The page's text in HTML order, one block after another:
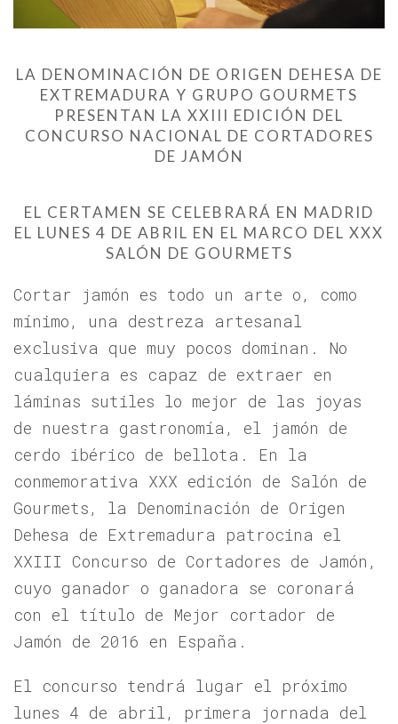
LA DENOMINACIÓN DE ORIGEN DEHESA DE
EXTREMADURA Y GRUPO GOURMETS
PRESENTAN LA XXIII EDICIÓN DEL
CONCURSO NACIONAL DE CORTADORES
DE JAMÓN
EL CERTAMEN SE CELEBRARÁ EN MADRID
EL LUNES 4 DE ABRIL EN EL MARCO DEL XXX
SALÓN DE GOURMETS
Cortar jamón es todo un arte o, como
mínimo, una destreza artesanal
exclusiva que muy pocos dominan. No
cualquiera es capaz de extraer en
láminas sutiles lo mejor de las joyas
de nuestra gastronomía, el jamón de
cerdo ibérico de bellota. En la
conmemorativa XXX edición de Salón de
Gourmets, la Denominación de Origen
Dehesa de Extremadura patrocina el
XXIII Concurso de Cortadores de Jamón,
cuyo ganador o ganadora se coronará
con el título de Mejor cortador de
Jamón de 2016 en España.
El concurso tendrá lugar el próximo
lunes 4 de abril, primera jornada del